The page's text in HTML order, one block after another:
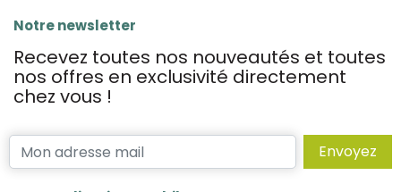
Notre newsletter
Recevez toutes nos nouveautés et toutes
nos offres en exclusivité directement
chez vous !
Envoyez